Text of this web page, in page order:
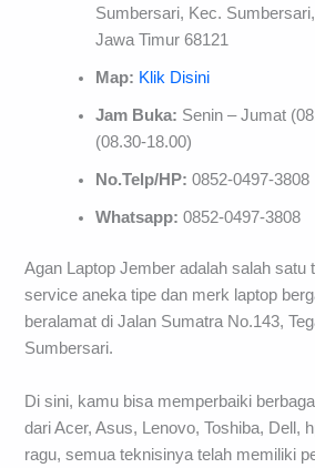
Sumbersari, Kec.
Jawa Timur 68121
Map: Klik Disini
Jam Buka: Senin – Jumat
(08.30-18.00)
No.Telp/HP: 0852-0497-3808
Whatsapp:0852-0497-3808
Agan Laptop Jember adalah salah satu
service aneka tipe dan merk laptop
beralamat di Jalan Sumatra No.143,
Sumbersari.
Di sini, kamu bisa memperbaiki
dari Acer, Asus, Lenovo, Toshiba, Dell,
ragu, semua teknisinya telah memiliki